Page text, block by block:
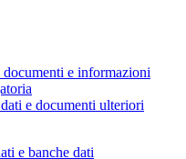
e informazioni
e documenti ulteriori
e banche dati